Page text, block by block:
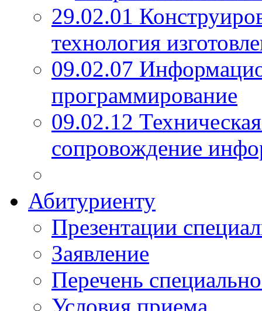
29.02.01
технология
09.02.07
программирование
09.02.12
сопровождение
Абитуриенту
Презентации
Заявление
Перечень